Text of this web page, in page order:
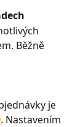
Běžně
je
. Nastavením